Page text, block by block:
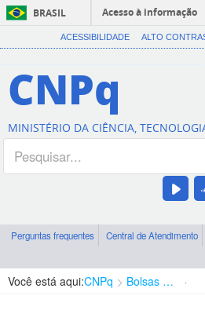
BRASIL
Acesso à informação
ACESSIBILIDADE ALTO
CNPq
MINISTÉRIO DA CIÊNCIA,
Perguntas frequentes Central de Atendimento
Você está aqui:CNPq Bolsas e Auxílios Vigentes